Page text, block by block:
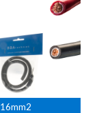
16mm2